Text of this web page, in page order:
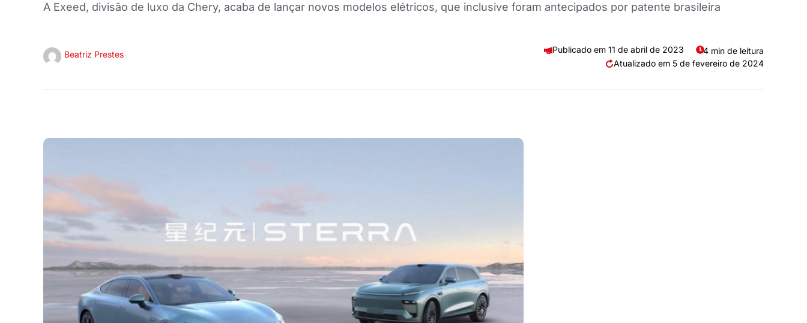
A Exeed, divisão de luxo da Chery, acaba de lançar novos modelos elétricos, que inclusive foram antecipados por patente brasileira
Beatriz Prestes 11 de abril de 2023
4 min de leitura
5 de fevereiro de 2024